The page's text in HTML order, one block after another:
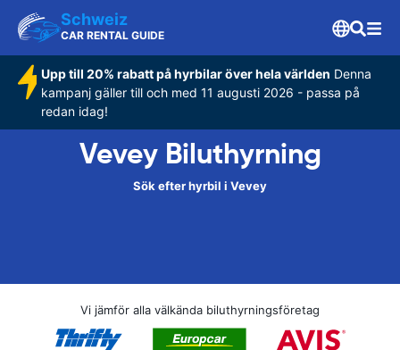
Schweiz
CAR RENTAL GUIDE
Upp till 20% rabatt på hyrbilar över hela världen Denna
kampanj gäller till och med 11 augusti 2026 - passa på
redan idag!
Vevey Biluthyrning
Sök efter hyrbil i Vevey
Vi jämför alla välkända biluthyrningsföretag